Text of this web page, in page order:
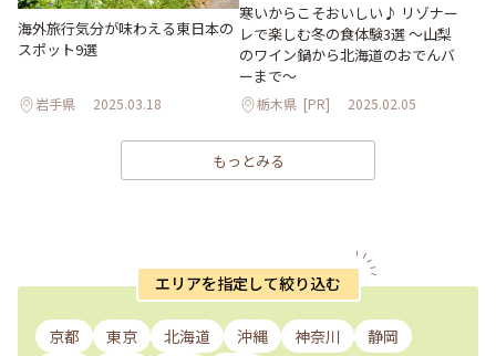
海外旅行気分が味わえる東日本の
スポット9選
岩手県 2025.03.18
寒いからこそおいしい♪ リゾナー
レで楽しむ冬の食体験3選 ～山梨
のワイン鍋から北海道のおでんバ
ーまで～
栃木県 [PR] 2025.02.05
もっとみる
エリアを指定して絞り込む
京都 東京 北海道 沖縄 神奈川
静岡